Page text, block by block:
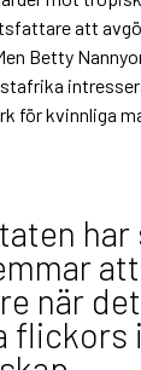
att
Betty
för kvinnliga
när
flickors